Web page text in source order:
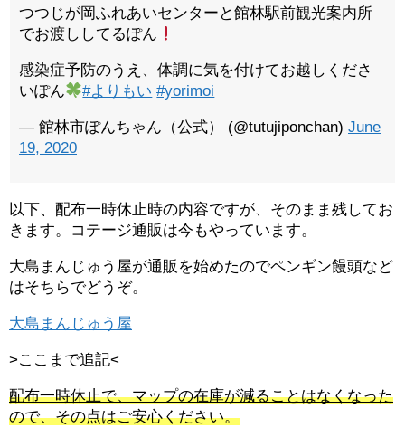
つつじが岡ふれあいセンターと館林駅前観光案内所
でお渡ししてるぽん
感染症予防のうえ、体調に気を付けてお越しくださ
いぽん
#よりもい #yorimoi
— 館林市ぽんちゃん（公式） (@tutujiponchan) June
19, 2020
以下、配布一時休止時の内容ですが、そのまま残してお
きます。コテージ通販は今もやっています。
大島まんじゅう屋が通販を始めたのでペンギン饅頭など
はそちらでどうぞ。
大島まんじゅう屋
>ここまで追記<
配布一時休止で、マップの在庫が減ることはなくなった
ので、その点はご安心ください。